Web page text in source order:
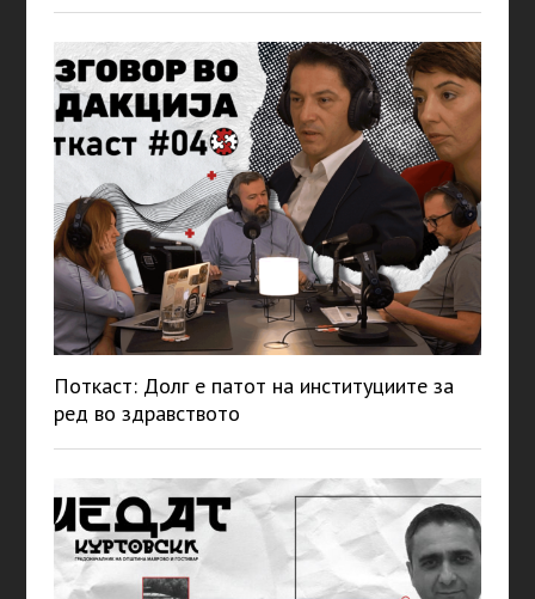
Поткаст: Долг е патот на институциите за
ред во здравството